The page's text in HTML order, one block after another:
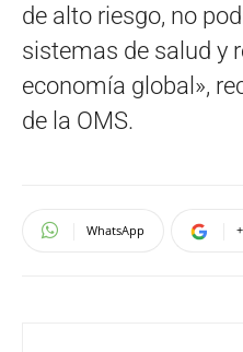
de alto riesgo, no
sistemas de salud y
economía global»,
de la OMS.
WhatsApp